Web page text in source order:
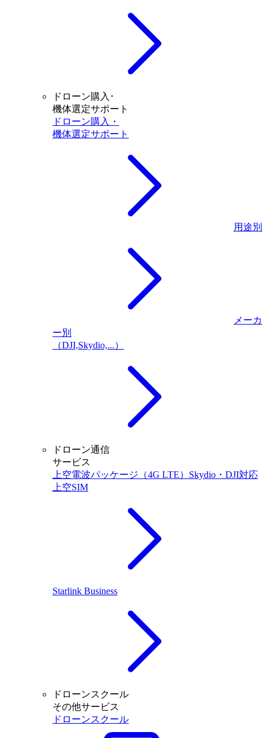
ドローン購入･
機体選定サポート
ドローン購入・
機体選定サポート
用途別
メーカ
ー別
（DJI,Skydio,...）
ドローン通信
サービス
上空電波パッケージ（4G LTE）Skydio・DJI対応
上空SIM
Starlink Business
ドローンスクール
その他サービス
ドローンスクール